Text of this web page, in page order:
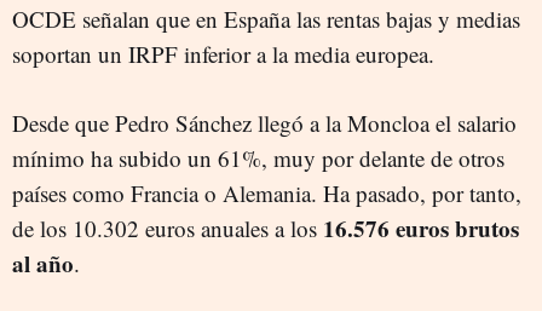
OCDE señalan que en España las rentas bajas y medias
soportan un IRPF inferior a la media europea.
Desde que Pedro Sánchez llegó a la Moncloa el salario
mínimo ha subido un 61%, muy por delante de otros
países como Francia o Alemania. Ha pasado, por tanto,
de los 10.302 euros anuales a los 16.576 euros brutos
al año.